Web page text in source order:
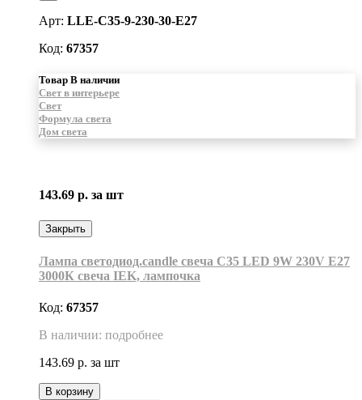
Арт: LLE-C35-9-230-30-E27
Код: 67357
Товар В наличии
Свет в интерьере
Свет
Формула света
Дом света
143.69 р. за шт
Закрыть
Лампа светодиод.candle свеча C35 LED 9W 230V E27
3000К свеча IEK, лампочка
Код: 67357
В наличии: подробнее
143.69 р. за шт
В корзину